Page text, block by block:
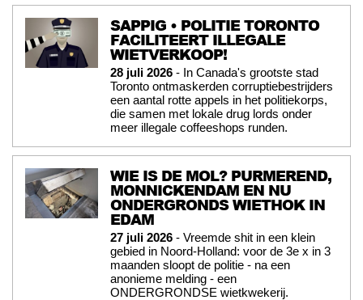
SAPPIG • POLITIE TORONTO
FACILITEERT ILLEGALE
WIETVERKOOP!
28 juli 2026 - In Canada's grootste stad
Toronto ontmaskerden corruptiebestrijders
een aantal rotte appels in het politiekorps,
die samen met lokale drug lords onder
meer illegale coffeeshops runden.
WIE IS DE MOL? PURMEREND,
MONNICKENDAM EN NU
ONDERGRONDS WIETHOK IN
EDAM
27 juli 2026 - Vreemde shit in een klein
gebied in Noord-Holland: voor de 3e x in 3
maanden sloopt de politie - na een
anonieme melding - een
ONDERGRONDSE wietkwekerij.